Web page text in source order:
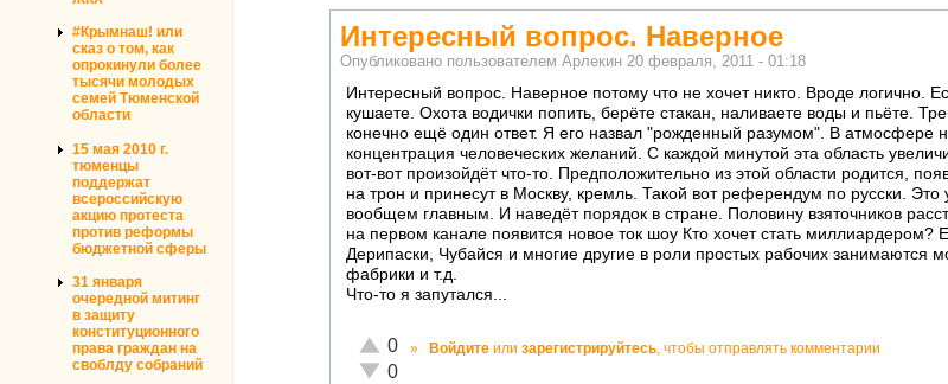
#Крымнаш! или
сказ о том, как
опрокинули более
тысячи молодых
семей Тюменской
области
15 мая 2010 г.
тюменцы
поддержат
всероссийскую
акцию протеста
против реформы
бюджетной сферы
31 января
очередной митинг
в защиту
конституционного
права граждан на
своблду собраний
Интересный вопрос. Наверное
Опубликовано пользователем Арлекин 20 февраля, 2011 - 01:18
Интересный вопрос. Наверное потому что не хочет никто. Вроде логично.
кушаете. Охота водички попить, берёте стакан, наливаете воды и пьёте.
конечно ещё один ответ. Я его назвал "рожденный разумом". В атмосфере
концентрация человеческих желаний. С каждой минутой эта область
вот-вот произойдёт что-то. Предположительно из этой области родится,
на трон и принесут в Москву, кремль. Такой вот референдум по русски. Это
вообщем главным. И наведёт порядок в стране. Половину взяточников
на первом канале появится новое ток шоу Кто хочет стать миллиардером?
Дерипаски, Чубайся и многие другие в роли простых рабочих занимаются
фабрики и т.д.
Что-то я запутался...
Отлично!
0
Неадекватно!
0
» Войдите или зарегистрируйтесь, чтобы отправлять комментарии